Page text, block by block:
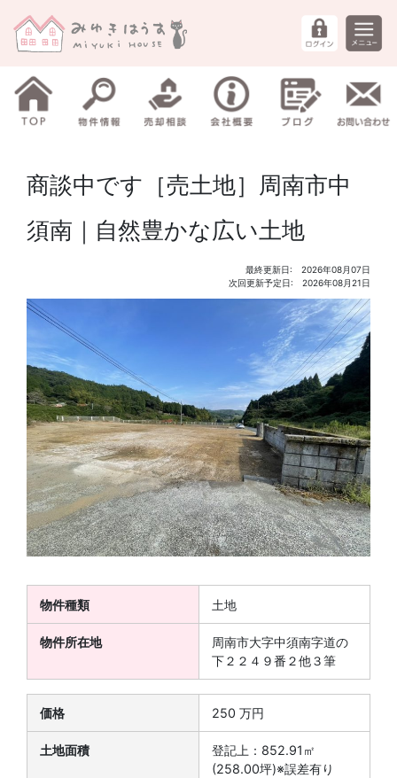
商談中です［売土地］周南市中
須南｜自然豊かな広い土地
最終更新日: 2026年08月07日
次回更新予定日: 2026年08月21日
物件種類 土地
物件所在地
周南市大字中須南字道の
下２２４９番２他３筆
価格 250 万円
土地面積
登記上：852.91㎡
(258.00坪)※誤差有り